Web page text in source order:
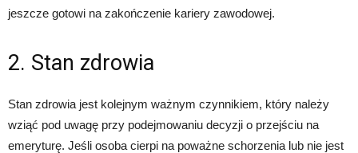
jeszcze gotowi na zakończenie kariery zawodowej.
2. Stan zdrowia
Stan zdrowia jest kolejnym ważnym czynnikiem, który należy
wziąć pod uwagę przy podejmowaniu decyzji o przejściu na
emeryturę. Jeśli osoba cierpi na poważne schorzenia lub nie jest